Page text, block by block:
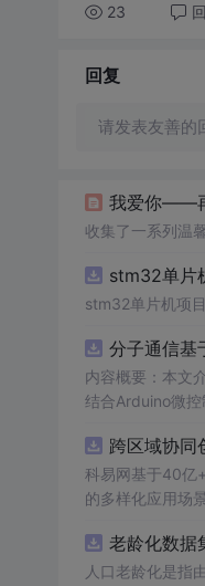
23
回复
请发表友善的
我爱你——
收集了一系列温
stm32单片
stm32单片机项
分子通信基
内容概要：本文
结合Arduino微控
本、易复现的硬件平台。; 适合人群：具备电子工程、通信系统或交叉学科背景，从事纳
及研究生。; 使用场景及目标：①用于教学演示和科研实验中展示分子通信的基本原理；②作为测试平台研究非线性信道建模、环境干
扰、流量调控对通
分子通信系统的
跨区域协同
科易网基于40亿
的多样化应用场
老龄化数据
人口老龄化是指